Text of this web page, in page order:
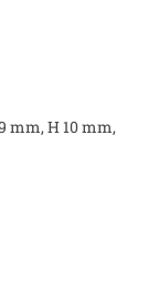
mm, H 10 mm,